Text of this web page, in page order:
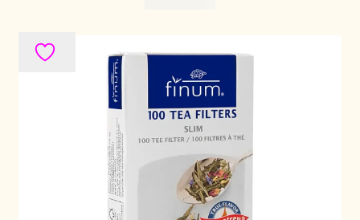
Voedselveiligheid
We zijn verhuisd!